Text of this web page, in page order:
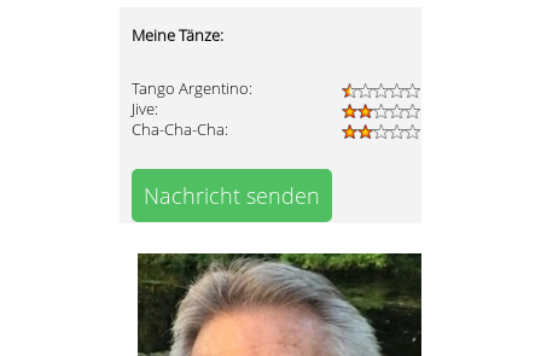
Meine Tänze:
Tango Argentino:
Jive:
Cha-Cha-Cha:
Nachricht senden